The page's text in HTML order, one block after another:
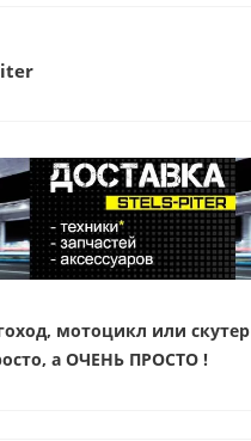
мотоцикл или скутер
а ОЧЕНЬ ПРОСТО !